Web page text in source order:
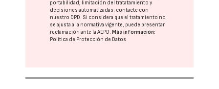
portabilidad, limitación del tratatamiento y
decisiones automatizadas: contacte con
nuestro DPD. Si considera que el tratamiento no
se ajusta a la normativa vigente, puede presentar
reclamación ante laAEPD.Más información:
Política de Protección de Datos